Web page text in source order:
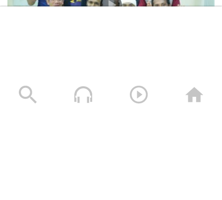
التي اغرقتها القوات المسلحة اليمنية